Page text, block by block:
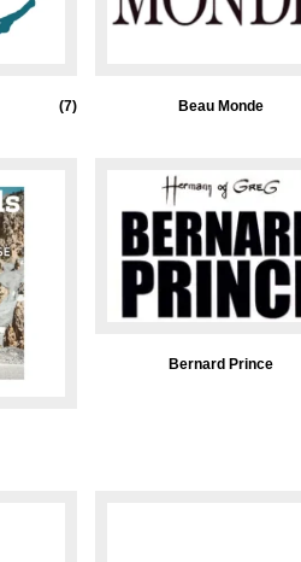
(7) Beau Monde
Bernard Prince